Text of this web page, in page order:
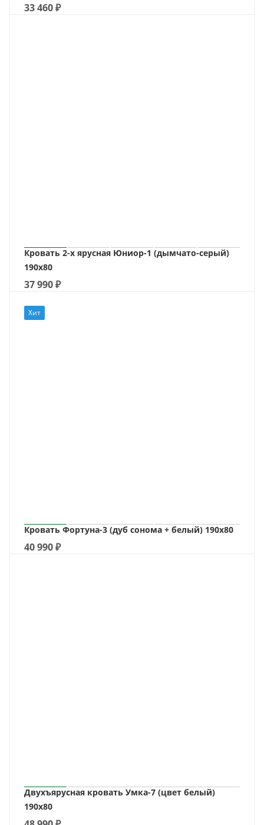
33 460₽
Кровать 2-х ярусная Юниор-1 (дымчато-серый)
190х80
37 990₽
Хит
Кровать Фортуна-3 (дуб сонома + белый) 190х80
40 990₽
Двухъярусная кровать Умка-7 (цвет белый)
190х80